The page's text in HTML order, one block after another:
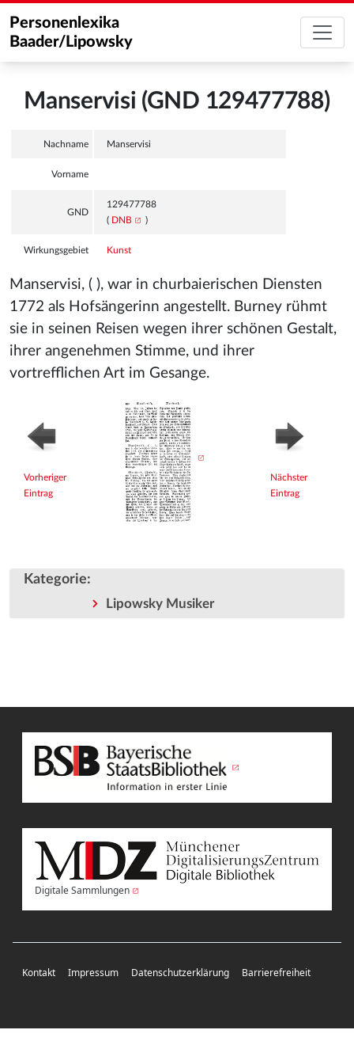
Personenlexika
Baader/Lipowsky
Manservisi (GND 129477788)
Nachname Manservisi
Vorname
GND
129477788
( DNB )
Wirkungsgebiet Kunst
Manservisi, ( ), war in churbaierischen Diensten
1772 als Hofsängerinn angestellt. Burney rühmt
sie in seinen Reisen wegen ihrer schönen Gestalt,
ihrer angenehmen Stimme, und ihrer
vortrefflichen Art im Gesange.
Vorheriger
Eintrag
Nächster
Eintrag
Kategorie:
Lipowsky Musiker
Digitale Sammlungen
Kontakt Impressum Datenschutzerklärung Barrierefreiheit